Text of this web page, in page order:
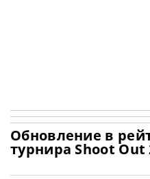
Обновление в
турнира Shoot Out